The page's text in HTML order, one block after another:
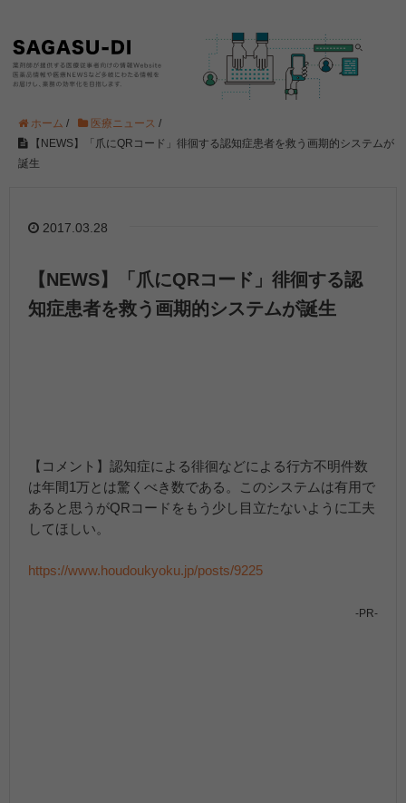
ホーム / 医療ニュース /
【NEWS】「爪にQRコード」徘徊する認知症患者を救う画期的システムが
誕生
2017.03.28
【NEWS】「爪にQRコード」徘徊する認
知症患者を救う画期的システムが誕生
【コメント】認知症による徘徊などによる行方不明件数
は年間1万とは驚くべき数である。このシステムは有用で
あると思うがQRコードをもう少し目立たないように工夫
してほしい。
https://www.houdoukyoku.jp/posts/9225
-PR-